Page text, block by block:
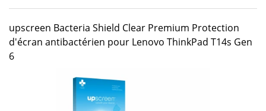
upscreen Bacteria Shield Clear Premium Protection
d'écran antibactérien pour Lenovo ThinkPad T14s Gen
6